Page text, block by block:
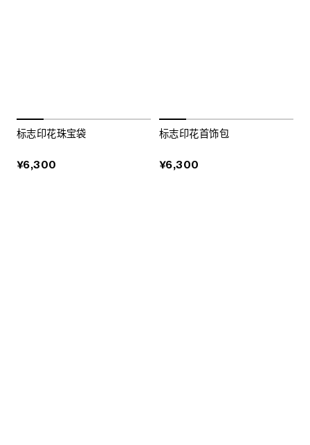
标志印花珠宝袋
¥6,300
标志印花首饰包
¥6,300